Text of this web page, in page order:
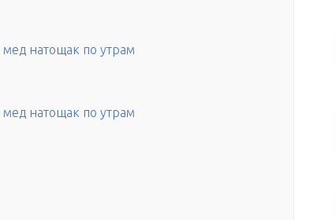
натощак по утрам
натощак по утрам